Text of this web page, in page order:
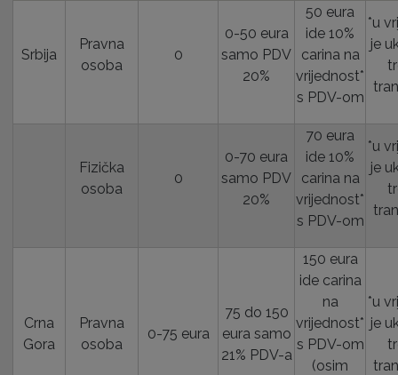
Srbija
Pravna
osoba
0
0-50 eura
samo PDV
20%
50 eura
ide 10%
carina na
vrijednost*
s PDV-om
*u
je
Fizička
osoba
0
0-70 eura
samo PDV
20%
70 eura
ide 10%
carina na
vrijednost*
s PDV-om
*u
je
Crna
Gora
Pravna
osoba
0-75 eura
75 do 150
eura samo
21% PDV-a
150 eura
ide carina
na
vrijednost*
s PDV-om
(osim
*u
je